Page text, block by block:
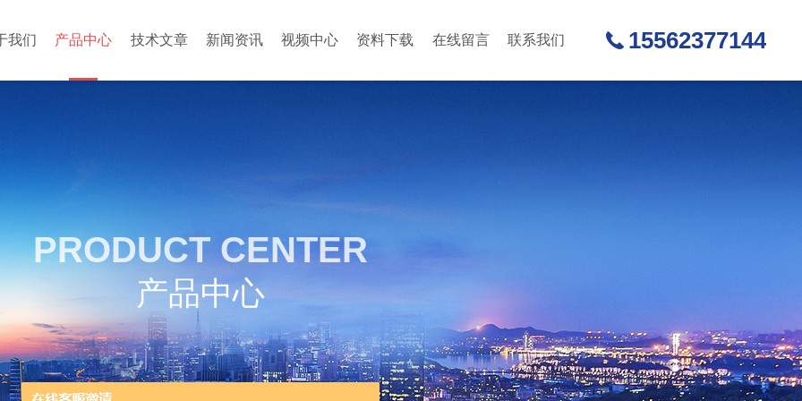
我们 产品中心 技术文章 新闻资讯 视频中心 资料下载 在线留言 联系我们 15562377144
PRODUCT CENTER
产品中心